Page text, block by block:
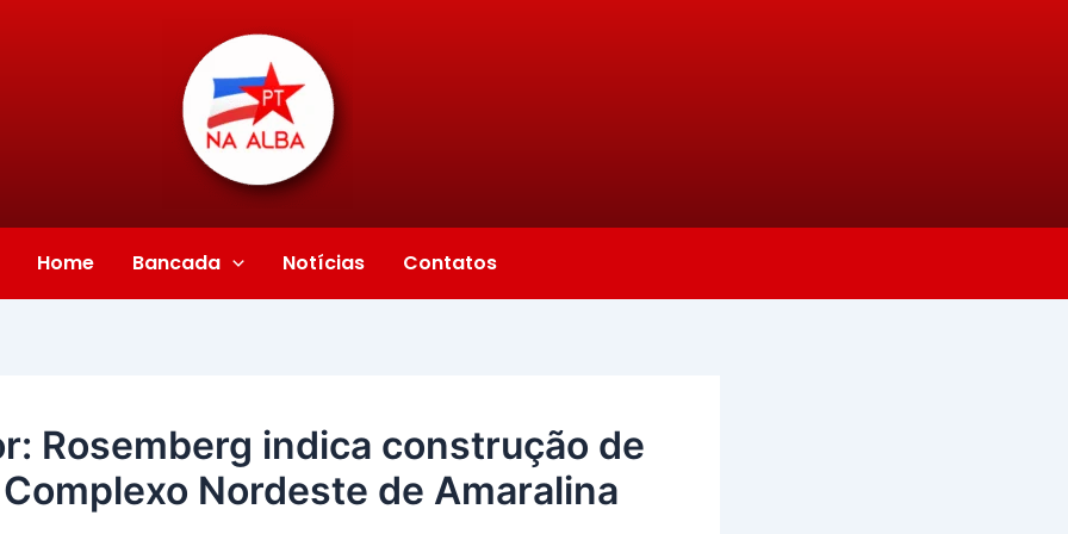
Home Bancada Notícias Contatos
Rosemberg indica construção de
Complexo Nordeste de Amaralina